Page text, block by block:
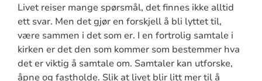
Livet reiser mange spørsmål, det finnes ikke alltid
ett svar. Men det gjør en forskjell å bli lyttet til,
være sammen i det som er. I en fortrolig samtale i
kirken er det den som kommer som bestemmer hva
det er viktig å samtale om. Samtaler kan utforske,
åpne og fastholde. Slik at livet blir litt mer til å